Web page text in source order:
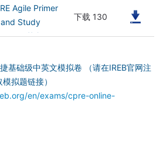
Agile Primer
Study
v1.5（英文
下载 130
基础级中英文模拟卷 （请在IREB官网注
拟题链接）
en/exams/cpre-online-